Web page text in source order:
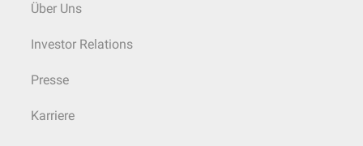
Über Uns
Investor Relations
Presse
Karriere